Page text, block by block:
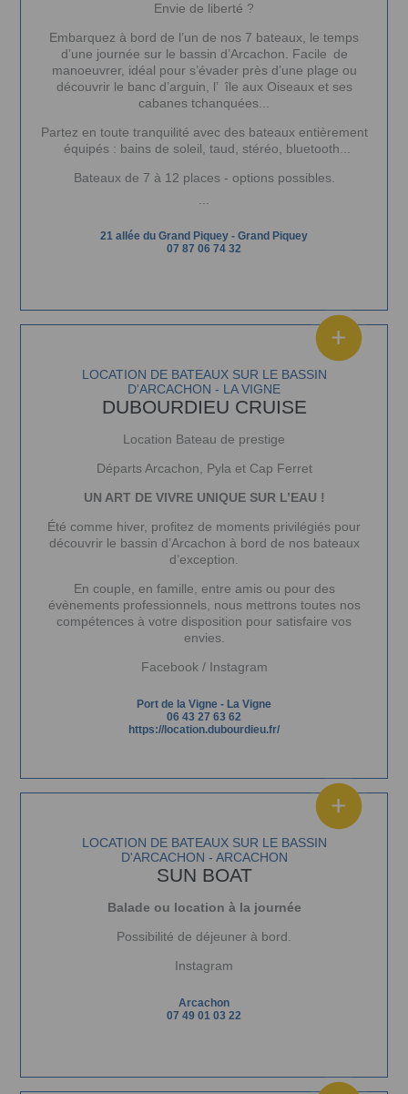
Envie de liberté ?
Embarquez à bord de l’un de nos 7 bateaux, le temps
d’une journée sur le bassin d’Arcachon. Facile de
manoeuvrer, idéal pour s’évader près d’une plage ou
découvrir le banc d’arguin, l’ île aux Oiseaux et ses
cabanes tchanquées...
Partez en toute tranquilité avec des bateaux entièrement
équipés : bains de soleil, taud, stéréo, bluetooth...
Bateaux de 7 à 12 places - options possibles.
...
21 allée du Grand Piquey - Grand Piquey
07 87 06 74 32
LOCATION DE BATEAUX SUR LE BASSIN
D'ARCACHON - LA VIGNE
DUBOURDIEU CRUISE
Location Bateau de prestige
Départs Arcachon, Pyla et Cap Ferret
UN ART DE VIVRE UNIQUE SUR L’EAU !
Été comme hiver, profitez de moments privilégiés pour
découvrir le bassin d’Arcachon à bord de nos bateaux
d’exception.
En couple, en famille, entre amis ou pour des
évènements professionnels, nous mettrons toutes nos
compétences à votre disposition pour satisfaire vos
envies.
Facebook/ Instagram
Port de la Vigne - La Vigne
06 43 27 63 62
https://location.dubourdieu.fr/
LOCATION DE BATEAUX SUR LE BASSIN
D'ARCACHON - ARCACHON
SUN BOAT
Balade ou location à la journée
Possibilité de déjeuner à bord.
Instagram
Arcachon
07 49 01 03 22